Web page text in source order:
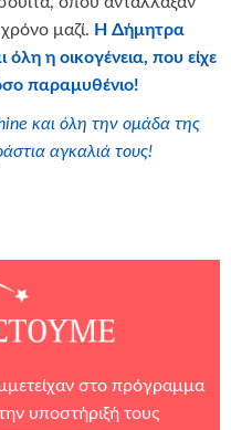
μαζί. Η Δήμητρα
η οικογένεια, που είχε
παραμυθένιο!
και όλη την ομάδα της
αγκαλιά τους!
στο πρόγραμμα
υποστήριξή τους